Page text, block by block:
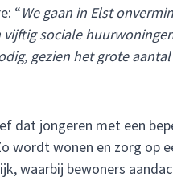
“We gaan in Elst
sociale
gezien het grote
dat jongeren met een
wordt wonen en zorg op
waarbij bewoners